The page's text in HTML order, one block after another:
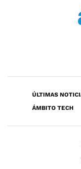
ÚLTIMAS
ÁMBITO TECH